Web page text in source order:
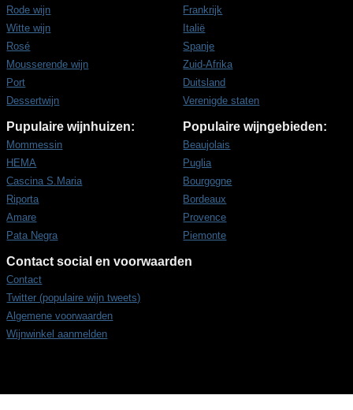
Rode wijn
Witte wijn
Rosé
Mousserende wijn
Port
Dessertwijn
Frankrijk
Italië
Spanje
Zuid-Afrika
Duitsland
Verenigde staten
Pupulaire wijnhuizen:
Mommessin
HEMA
Cascina S.Maria
Riporta
Amare
Pata Negra
Populaire wijngebieden:
Beaujolais
Puglia
Bourgogne
Bordeaux
Provence
Piemonte
Contact social en voorwaarden
Contact
Twitter (populaire wijn tweets)
Algemene voorwaarden
Wijnwinkel aanmelden